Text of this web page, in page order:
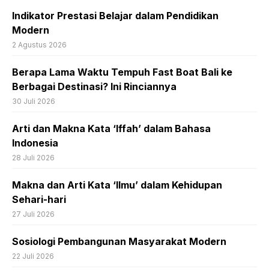
Indikator Prestasi Belajar dalam Pendidikan
Modern
2 Agustus 2026
Berapa Lama Waktu Tempuh Fast Boat Bali ke
Berbagai Destinasi? Ini Rinciannya
30 Juli 2026
Arti dan Makna Kata ‘Iffah’ dalam Bahasa
Indonesia
28 Juli 2026
Makna dan Arti Kata ‘Ilmu’ dalam Kehidupan
Sehari-hari
27 Juli 2026
Sosiologi Pembangunan Masyarakat Modern
22 Juli 2026